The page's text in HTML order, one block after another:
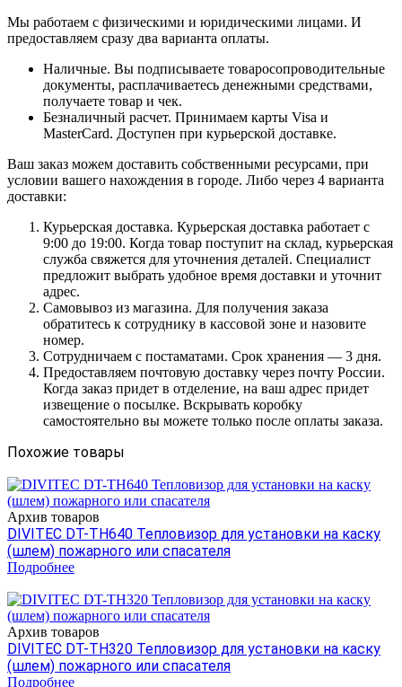
Мы работаем с физическими и юридическими лицами. И
предоставляем сразу два варианта оплаты.
Наличные. Вы подписываете товаросопроводительные
документы, расплачиваетесь денежными средствами,
получаете товар и чек.
Безналичный расчет. Принимаем карты Visa и
MasterCard. Доступен при курьерской доставке.
Ваш заказ можем доставить собственными ресурсами, при
условии вашего нахождения в городе. Либо через 4 варианта
доставки:
Курьерская доставка. Курьерская доставка работает с
9:00 до 19:00. Когда товар поступит на склад, курьерская
служба свяжется для уточнения деталей. Специалист
предложит выбрать удобное время доставки и уточнит
адрес.
Самовывоз из магазина. Для получения заказа
обратитесь к сотруднику в кассовой зоне и назовите
номер.
Сотрудничаем с постаматами. Срок хранения — 3 дня.
Предоставляем почтовую доставку через почту России.
Когда заказ придет в отделение, на ваш адрес придет
извещение о посылке. Вскрывать коробку
самостоятельно вы можете только после оплаты заказа.
Похожие товары
Архив товаров
DIVITEC DT-TH640 Тепловизор для установки на каску
(шлем) пожарного или спасателя
Подробнее
Архив товаров
DIVITEC DT-TH320 Тепловизор для установки на каску
(шлем) пожарного или спасателя
Подробнее